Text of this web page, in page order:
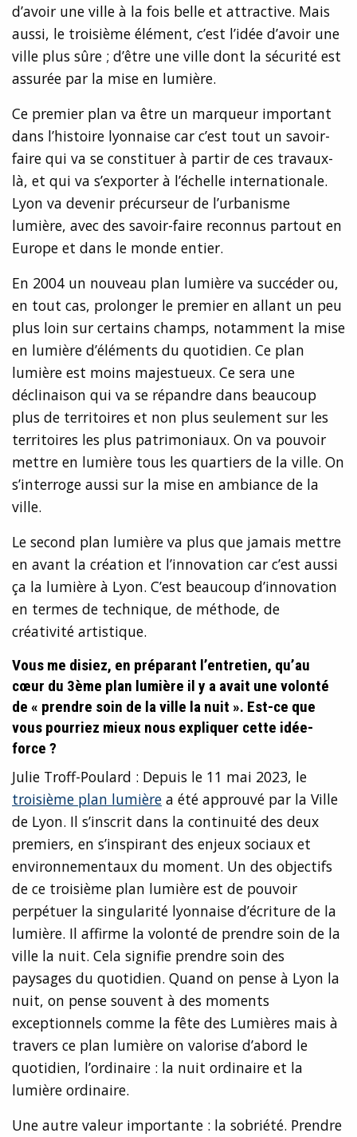
d’avoir une ville à la fois belle et attractive. Mais
aussi, le troisième élément, c’est l’idée d’avoir une
ville plus sûre ; d’être une ville dont la sécurité est
assurée par la mise en lumière.
Ce premier plan va être un marqueur important
dans l’histoire lyonnaise car c’est tout un savoir-
faire qui va se constituer à partir de ces travaux-
là, et qui va s’exporter à l’échelle internationale.
Lyon va devenir précurseur de l’urbanisme
lumière, avec des savoir-faire reconnus partout en
Europe et dans le monde entier.
En 2004 un nouveau plan lumière va succéder ou,
en tout cas, prolonger le premier en allant un peu
plus loin sur certains champs, notamment la mise
en lumière d’éléments du quotidien. Ce plan
lumière est moins majestueux. Ce sera une
déclinaison qui va se répandre dans beaucoup
plus de territoires et non plus seulement sur les
territoires les plus patrimoniaux. On va pouvoir
mettre en lumière tous les quartiers de la ville. On
s’interroge aussi sur la mise en ambiance de la
ville.
Le second plan lumière va plus que jamais mettre
en avant la création et l’innovation car c’est aussi
ça la lumière à Lyon. C’est beaucoup d’innovation
en termes de technique, de méthode, de
créativité artistique.
Vous me disiez, en préparant l’entretien, qu’au
cœur du 3ème plan lumière il y a avait une volonté
de « prendre soin de la ville la nuit ». Est-ce que
vous pourriez mieux nous expliquer cette idée-
force ?
Julie Troff-Poulard : Depuis le 11 mai 2023, le
troisième plan lumière a été approuvé par la Ville
de Lyon. Il s’inscrit dans la continuité des deux
premiers, en s’inspirant des enjeux sociaux et
environnementaux du moment. Un des objectifs
de ce troisième plan lumière est de pouvoir
perpétuer la singularité lyonnaise d’écriture de la
lumière. Il affirme la volonté de prendre soin de la
ville la nuit. Cela signifie prendre soin des
paysages du quotidien. Quand on pense à Lyon la
nuit, on pense souvent à des moments
exceptionnels comme la fête des Lumières mais à
travers ce plan lumière on valorise d’abord le
quotidien, l’ordinaire : la nuit ordinaire et la
lumière ordinaire.
Une autre valeur importante : la sobriété. Prendre